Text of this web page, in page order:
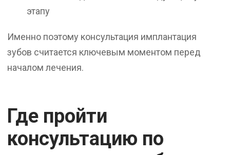
этапу
Именно поэтому консультация имплантация
зубов считается ключевым моментом перед
началом лечения.
Где пройти
консультацию по